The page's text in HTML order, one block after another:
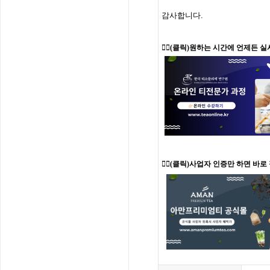
감사합니다.
👉🏻(클릭)원하는 시간에 언제든
👉🏻(클릭)사업자 인증만 하면 바